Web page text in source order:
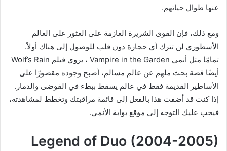
عنها طوال حياتهم.
ومع ذلك، فإن القوى الشريرة العازمة على العثور على العالم
الأسطوري لن تترك أي حجارة دون قلب للوصول إلى هناك أولاً.
تمامًا مثل أنمي Vampire in the Garden ، يروي فيلم Wolf’s Rain
أيضًا قصة بحث ملهم عن عالم مسالم، أصبح وجوده مقصورًا على
الأساطير القديمة فقط في عالم يسقط ببطء في الفوضى والدمار.
إذا كنت قد أضفت هذا بالفعل إلى قائمة مراقبتك وتخطط لمشاهدته،
فيجب عليك التوجه إلى موقع بوابة الأنمي.
Legend of Duo (2004-2005)